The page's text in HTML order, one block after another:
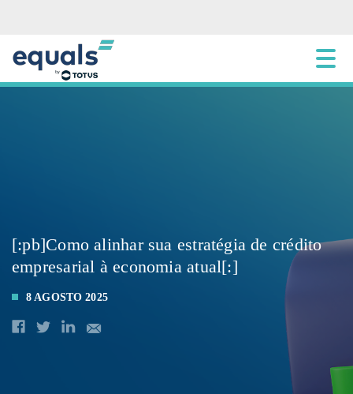
[:pb]Como alinhar sua estratégia de crédito
empresarial à economia atual[:]
8 AGOSTO 2025